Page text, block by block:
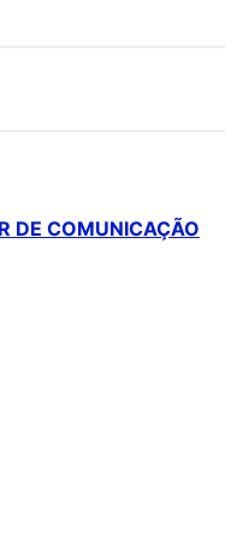
DE COMUNICAÇÃO